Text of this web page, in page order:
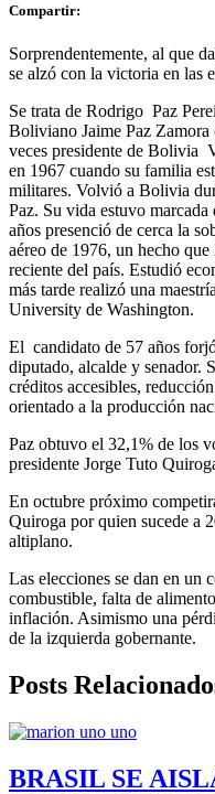
Compartir:
Sorprendentemente, al que
se alzó con la victoria en las
Se trata de Rodrigo Paz
Boliviano Jaime Paz
veces presidente de Bolivia
en 1967 cuando su familia
militares. Volvió a Bolivia
Paz. Su vida estuvo
años presenció de cerca la
aéreo de 1976, un hecho
reciente del país. Estudió
más tarde realizó una
University de Washington.
El candidato de 57 años
diputado, alcalde y senador.
créditos accesibles,
orientado a la producción
Paz obtuvo el 32,1% de los
presidente Jorge Tuto
En octubre próximo
Quiroga por quien sucede a
altiplano.
Las elecciones se dan en un
combustible, falta de
inflación. Asimismo una
de la izquierda gobernante.
Posts
BRASIL SE